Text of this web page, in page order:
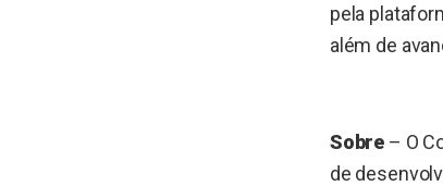
pela
além de
Sobre – O
de